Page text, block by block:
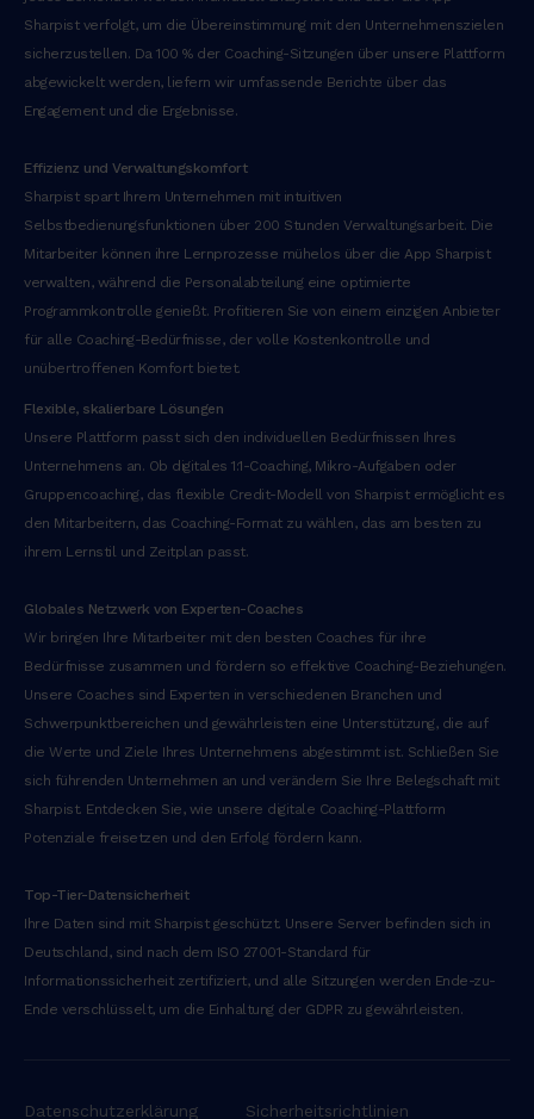
Sharpist verfolgt, um die Übereinstimmung mit den Unternehmenszielen
sicherzustellen. Da 100 % der Coaching-Sitzungen über unsere Plattform
abgewickelt werden, liefern wir umfassende Berichte über das
Engagement und die Ergebnisse.
Effizienz und Verwaltungskomfort
Sharpist spart Ihrem Unternehmen mit intuitiven
Selbstbedienungsfunktionen über 200 Stunden Verwaltungsarbeit. Die
Mitarbeiter können ihre Lernprozesse mühelos über die App Sharpist
verwalten, während die Personalabteilung eine optimierte
Programmkontrolle genießt. Profitieren Sie von einem einzigen Anbieter
für alle Coaching-Bedürfnisse, der volle Kostenkontrolle und
unübertroffenen Komfort bietet.
Flexible, skalierbare Lösungen
Unsere Plattform passt sich den individuellen Bedürfnissen Ihres
Unternehmens an. Ob digitales 1:1-Coaching, Mikro-Aufgaben oder
Gruppencoaching, das flexible Credit-Modell von Sharpist ermöglicht es
den Mitarbeitern, das Coaching-Format zu wählen, das am besten zu
ihrem Lernstil und Zeitplan passt.
Globales Netzwerk von Experten-Coaches
Wir bringen Ihre Mitarbeiter mit den besten Coaches für ihre
Bedürfnisse zusammen und fördern so effektive Coaching-Beziehungen.
Unsere Coaches sind Experten in verschiedenen Branchen und
Schwerpunktbereichen und gewährleisten eine Unterstützung, die auf
die Werte und Ziele Ihres Unternehmens abgestimmt ist. Schließen Sie
sich führenden Unternehmen an und verändern Sie Ihre Belegschaft mit
Sharpist. Entdecken Sie, wie unsere digitale Coaching-Plattform
Potenziale freisetzen und den Erfolg fördern kann.
‍Top-Tier-Datensicherheit
Ihre Daten sind mit Sharpist geschützt. Unsere Server befinden sich in
Deutschland, sind nach dem ISO 27001-Standard für
Informationssicherheit zertifiziert, und alle Sitzungen werden Ende-zu-
Ende verschlüsselt, um die Einhaltung der GDPR zu gewährleisten.
Datenschutzerklärung Sicherheitsrichtlinien